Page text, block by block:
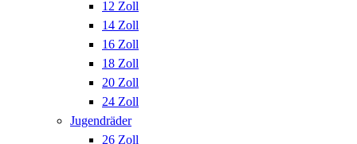
12 Zoll
14 Zoll
16 Zoll
18 Zoll
20 Zoll
24 Zoll
Jugendräder
26 Zoll